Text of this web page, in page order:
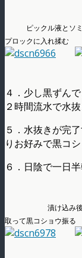
ピックル液と
プロックに入れ揉む
４．少し黒ずん
２時間流水で水抜
５．水抜きが完
りお好みで黒コ
６．日陰で一日半
漬け込み後
取って黒コショウ振る